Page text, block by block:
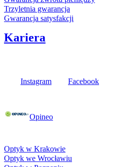
Trzyletnia gwarancja
Gwarancja satysfakcji
Kariera
Instagram Facebook
Opineo
Optyk w Krakowie
Optyk we Wrocławiu